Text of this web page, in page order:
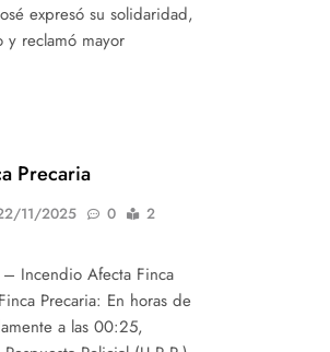
expresó su solidaridad,
y reclamó mayor
Precaria
11/2025 0
2
Incendio Afecta Finca
Precaria: En horas de
a las 00:25,